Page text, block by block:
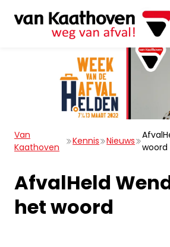
Van
Kaathoven
Kennis Nieuws
woord
AfvalHeld
het woord